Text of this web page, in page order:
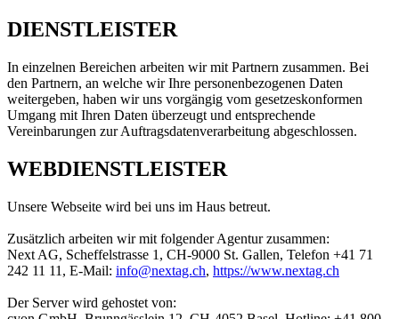
DIENSTLEISTER
In einzelnen Bereichen arbeiten wir mit Partnern zusammen. Bei
den Partnern, an welche wir Ihre personenbezogenen Daten
weitergeben, haben wir uns vorgängig vom gesetzeskonformen
Umgang mit Ihren Daten überzeugt und entsprechende
Vereinbarungen zur Auftragsdatenverarbeitung abgeschlossen.
WEBDIENSTLEISTER
Unsere Webseite wird bei uns im Haus betreut.
Zusätzlich arbeiten wir mit folgender Agentur zusammen:
Next AG, Scheffelstrasse 1, CH-9000 St. Gallen, Telefon +41 71
242 11 11, E-Mail: info@nextag.ch, https://www.nextag.ch
Der Server wird gehostet von: